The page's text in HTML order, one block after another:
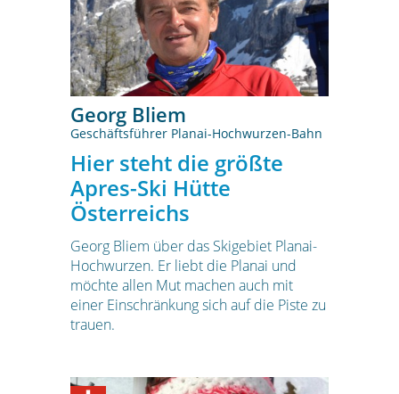
Georg Bliem
Geschäftsführer Planai-Hochwurzen-Bahn
Hier steht die größte
Apres-Ski Hütte
Österreichs
Georg Bliem über das Skigebiet Planai-
Hochwurzen. Er liebt die Planai und
möchte allen Mut machen auch mit
einer Einschränkung sich auf die Piste zu
trauen.